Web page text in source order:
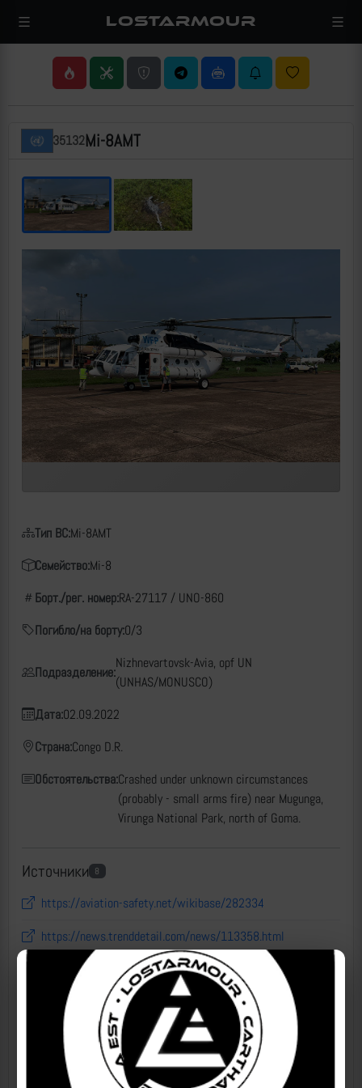
LOSTARMOUR
35132Mi-8AMT
Тип ВС:Mi-8AMT
Семейство:Mi-8
Борт./рег. номер:RA-27117 / UNO-860
Погибло/на борту:0/3
Подразделение:
Nizhnevartovsk-Avia, opf UN
(UNHAS/MONUSCO)
Дата:02.09.2022
Страна:Congo D.R.
Обстоятельства:Crashed under unknown circumstances
(probably - small arms fire) near Mugunga,
Virunga National Park, north of Goma.
Источники 8
https://aviation-safety.net/wikibase/282334
https://news.trenddetail.com/news/113358.html
https://tass.ru/proisshestviya/15633823
https://ura.news/news/1052583958